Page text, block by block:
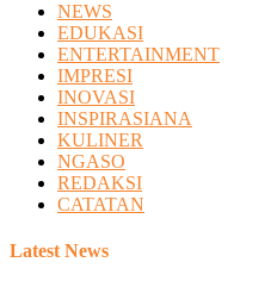
NEWS
EDUKASI
ENTERTAINMENT
IMPRESI
INOVASI
INSPIRASIANA
KULINER
NGASO
REDAKSI
CATATAN
Latest News